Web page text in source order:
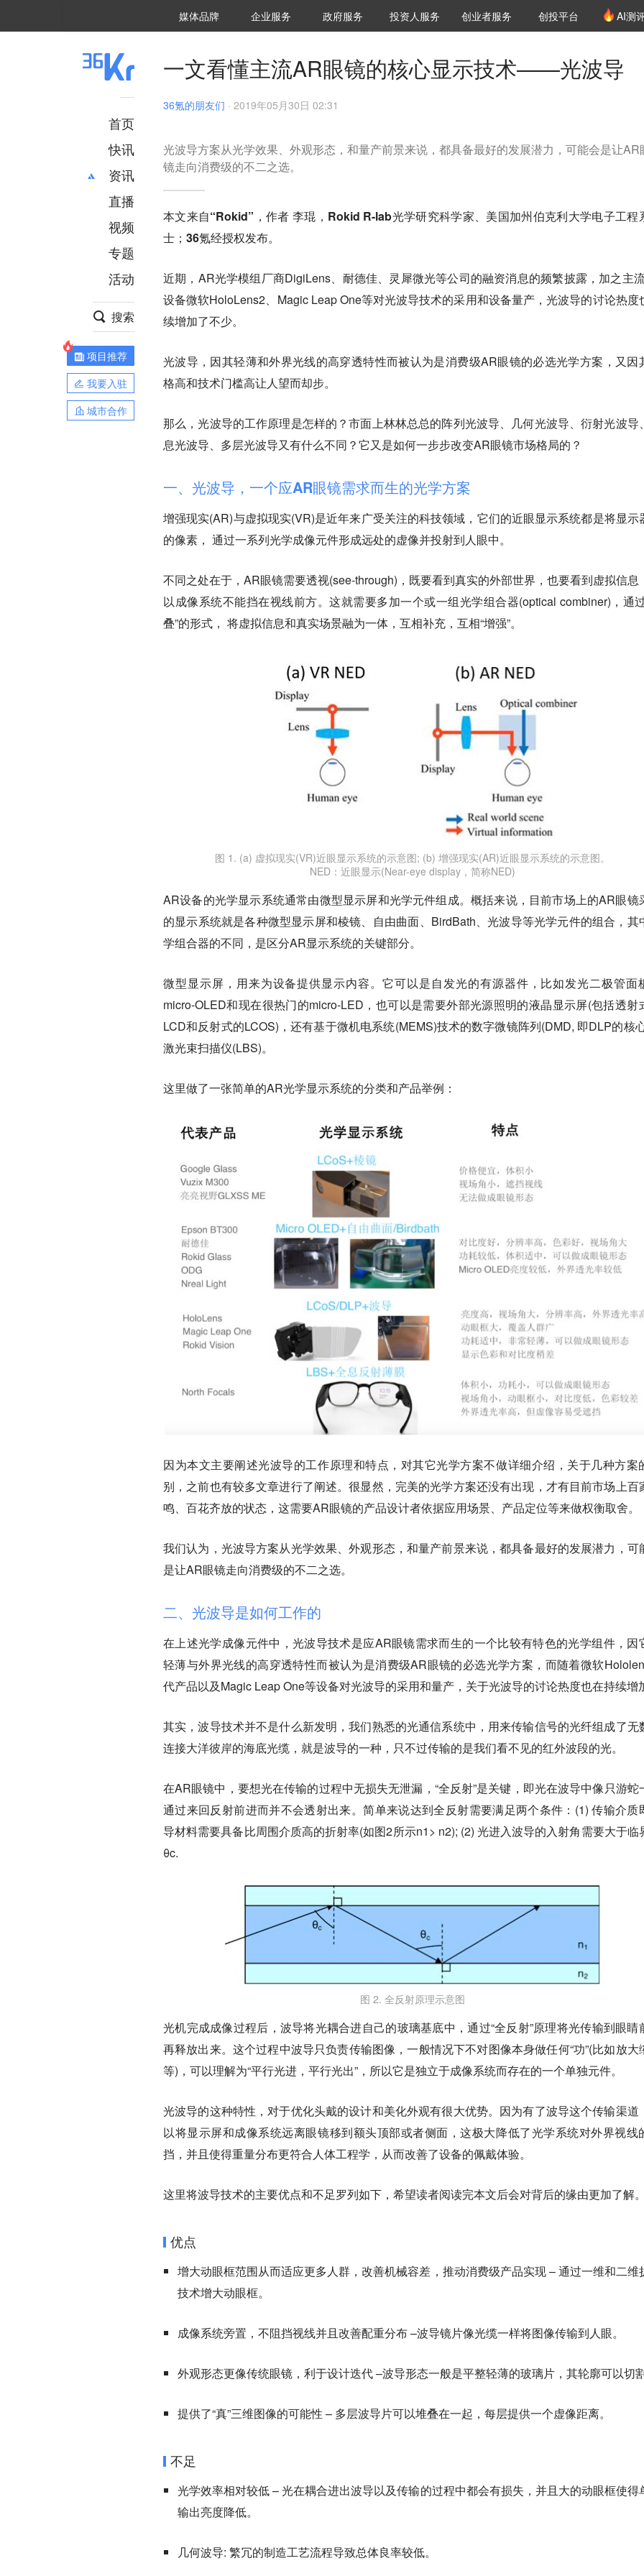
媒体品牌 36Kr研究院
企业服务 城市之窗
政府服务 VClub投资机构库
投资机构职位推介
投资人服务 创投氪堂
创业者服务 创投平台 AI测
首页
快讯
资讯
推荐
财经
项目推荐
安徽
直播
视频
专题
活动
搜索
项目推荐
我要入驻
城市合作
一文看懂主流AR眼镜的核心显示技术——光波导
36氪的朋友们 · 2019年05月30日 02:31
光波导方案从光学效果、外观形态，和量产前景来说，都具备最好的发展潜力，可能会是让AR
镜走向消费级的不二之选。
本文来自“Rokid”，作者 李琨，Rokid R-lab光学研究科学家、美国加州伯克利大学电子工程
士；36氪经授权发布。
近期，AR光学模组厂商DigiLens、耐德佳、灵犀微光等公司的融资消息的频繁披露，加之主
设备微软HoloLens2、Magic Leap One等对光波导技术的采用和设备量产，光波导的讨论热度
续增加了不少。
光波导，因其轻薄和外界光线的高穿透特性而被认为是消费级AR眼镜的必选光学方案，又因
格高和技术门槛高让人望而却步。
那么，光波导的工作原理是怎样的？市面上林林总总的阵列光波导、几何光波导、衍射光波导
息光波导、多层光波导又有什么不同？它又是如何一步步改变AR眼镜市场格局的？
一、光波导，一个应AR眼镜需求而生的光学方案
增强现实(AR)与虚拟现实(VR)是近年来广受关注的科技领域，它们的近眼显示系统都是将显示
的像素， 通过一系列光学成像元件形成远处的虚像并投射到人眼中。
不同之处在于，AR眼镜需要透视(see-through)，既要看到真实的外部世界，也要看到虚拟信息
以成像系统不能挡在视线前方。这就需要多加一个或一组光学组合器(optical combiner)，通
叠”的形式， 将虚拟信息和真实场景融为一体，互相补充，互相“增强”。
图 1. (a) 虚拟现实(VR)近眼显示系统的示意图; (b) 增强现实(AR)近眼显示系统的示意图。
NED：近眼显示(Near-eye display，简称NED)
AR设备的光学显示系统通常由微型显示屏和光学元件组成。概括来说，目前市场上的AR眼镜
的显示系统就是各种微型显示屏和棱镜、自由曲面、BirdBath、光波导等光学元件的组合，其
学组合器的不同，是区分AR显示系统的关键部分。
微型显示屏，用来为设备提供显示内容。它可以是自发光的有源器件，比如发光二极管面
micro-OLED和现在很热门的micro-LED，也可以是需要外部光源照明的液晶显示屏(包括透射
LCD和反射式的LCOS)，还有基于微机电系统(MEMS)技术的数字微镜阵列(DMD, 即DLP的核
激光束扫描仪(LBS)。
这里做了一张简单的AR光学显示系统的分类和产品举例：
因为本文主要阐述光波导的工作原理和特点，对其它光学方案不做详细介绍，关于几种方案
别，之前也有较多文章进行了阐述。很显然，完美的光学方案还没有出现，才有目前市场上百
鸣、百花齐放的状态，这需要AR眼镜的产品设计者依据应用场景、产品定位等来做权衡取舍。
我们认为，光波导方案从光学效果、外观形态，和量产前景来说，都具备最好的发展潜力，可
是让AR眼镜走向消费级的不二之选。
二、光波导是如何工作的
在上述光学成像元件中，光波导技术是应AR眼镜需求而生的一个比较有特色的光学组件，因
轻薄与外界光线的高穿透特性而被认为是消费级AR眼镜的必选光学方案，而随着微软
代产品以及Magic Leap One等设备对光波导的采用和量产，关于光波导的讨论热度也在持续增
其实，波导技术并不是什么新发明，我们熟悉的光通信系统中，用来传输信号的光纤组成了无
连接大洋彼岸的海底光缆，就是波导的一种，只不过传输的是我们看不见的红外波段的光。
在AR眼镜中，要想光在传输的过程中无损失无泄漏，“全反射”是关键，即光在波导中像只游蛇
通过来回反射前进而并不会透射出来。简单来说达到全反射需要满足两个条件：(1) 传输介质
导材料需要具备比周围介质高的折射率(如图2所示n1> n2); (2) 光进入波导的入射角需要大于临
θc.
图 2. 全反射原理示意图
光机完成成像过程后，波导将光耦合进自己的玻璃基底中，通过“全反射”原理将光传输到眼睛
再释放出来。这个过程中波导只负责传输图像，一般情况下不对图像本身做任何“功”(比如放大
等)，可以理解为“平行光进，平行光出”，所以它是独立于成像系统而存在的一个单独元件。
光波导的这种特性，对于优化头戴的设计和美化外观有很大优势。因为有了波导这个传输渠道
以将显示屏和成像系统远离眼镜移到额头顶部或者侧面，这极大降低了光学系统对外界视线
挡，并且使得重量分布更符合人体工程学，从而改善了设备的佩戴体验。
这里将波导技术的主要优点和不足罗列如下，希望读者阅读完本文后会对背后的缘由更加了解。
优点
增大动眼框范围从而适应更多人群，改善机械容差，推动消费级产品实现 – 通过一维和二维
技术增大动眼框。
成像系统旁置，不阻挡视线并且改善配重分布 –波导镜片像光缆一样将图像传输到人眼。
外观形态更像传统眼镜，利于设计迭代 –波导形态一般是平整轻薄的玻璃片，其轮廓可以切割
提供了“真”三维图像的可能性 – 多层波导片可以堆叠在一起，每层提供一个虚像距离。
不足
光学效率相对较低 – 光在耦合进出波导以及传输的过程中都会有损失，并且大的动眼框使得
输出亮度降低。
几何波导: 繁冗的制造工艺流程导致总体良率较低。